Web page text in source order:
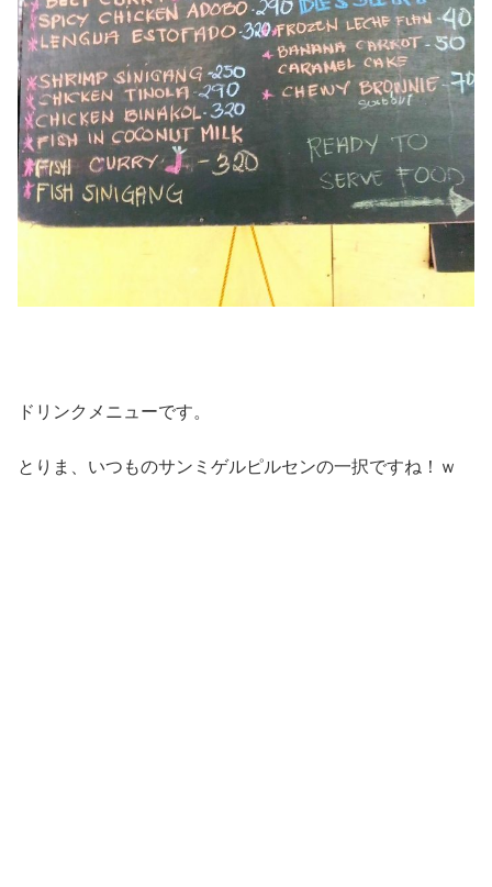
ドリンクメニューです。
とりま、いつものサンミゲルピルセンの一択ですね！ｗ